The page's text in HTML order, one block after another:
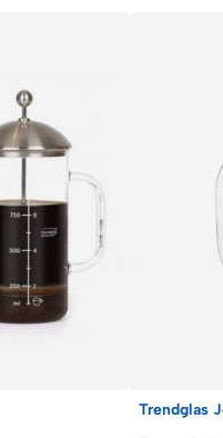
Trendglas